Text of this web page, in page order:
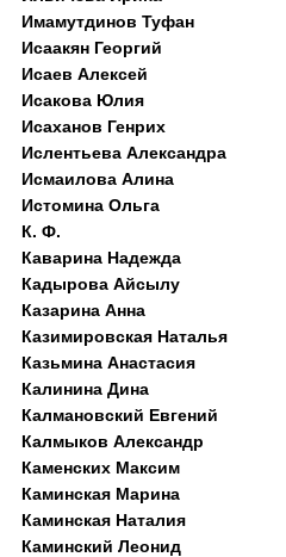
Имамутдинов Туфан
Исаакян Георгий
Исаев Алексей
Исакова Юлия
Исаханов Генрих
Ислентьева Александра
Исмаилова Алина
Истомина Ольга
К. Ф.
Каварина Надежда
Кадырова Айсылу
Казарина Анна
Казимировская Наталья
Казьмина Анастасия
Калинина Дина
Калмановский Евгений
Калмыков Александр
Каменских Максим
Каминская Марина
Каминская Наталия
Каминский Леонид